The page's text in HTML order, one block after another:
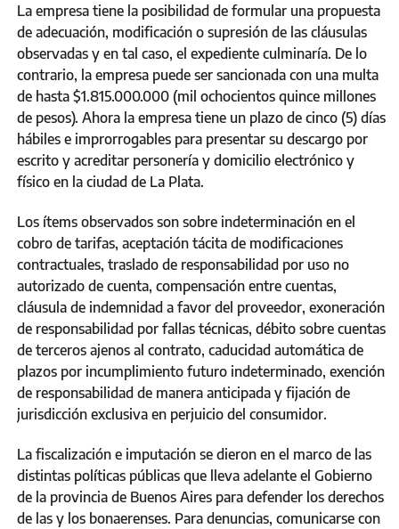
La empresa tiene la posibilidad de formular una propuesta
de adecuación, modificación o supresión de las cláusulas
observadas y en tal caso, el expediente culminaría. De lo
contrario, la empresa puede ser sancionada con una multa
de hasta $1.815.000.000 (mil ochocientos quince millones
de pesos). Ahora la empresa tiene un plazo de cinco (5) días
hábiles e improrrogables para presentar su descargo por
escrito y acreditar personería y domicilio electrónico y
físico en la ciudad de La Plata.
Los ítems observados son sobre indeterminación en el
cobro de tarifas, aceptación tácita de modificaciones
contractuales, traslado de responsabilidad por uso no
autorizado de cuenta, compensación entre cuentas,
cláusula de indemnidad a favor del proveedor, exoneración
de responsabilidad por fallas técnicas, débito sobre cuentas
de terceros ajenos al contrato, caducidad automática de
plazos por incumplimiento futuro indeterminado, exención
de responsabilidad de manera anticipada y fijación de
jurisdicción exclusiva en perjuicio del consumidor.
La fiscalización e imputación se dieron en el marco de las
distintas políticas públicas que lleva adelante el Gobierno
de la provincia de Buenos Aires para defender los derechos
de las y los bonaerenses. Para denuncias, comunicarse con